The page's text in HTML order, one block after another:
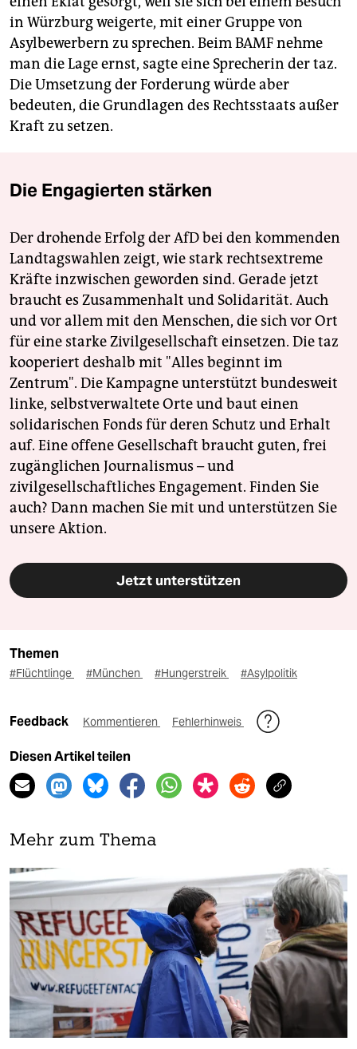
in Würzburg weigerte, mit einer Gruppe von
Asylbewerbern zu sprechen. Beim BAMF nehme
man die Lage ernst, sagte eine Sprecherin der taz.
Die Umsetzung der Forderung würde aber
bedeuten, die Grundlagen des Rechtsstaats außer
Kraft zu setzen.
Die Engagierten stärken
Der drohende Erfolg der AfD bei den kommenden
Landtagswahlen zeigt, wie stark rechtsextreme
Kräfte inzwischen geworden sind. Gerade jetzt
braucht es Zusammenhalt und Solidarität. Auch
und vor allem mit den Menschen, die sich vor Ort
für eine starke Zivilgesellschaft einsetzen. Die taz
kooperiert deshalb mit "Alles beginnt im
Zentrum". Die Kampagne unterstützt bundesweit
linke, selbstverwaltete Orte und baut einen
solidarischen Fonds für deren Schutz und Erhalt
auf. Eine offene Gesellschaft braucht guten, frei
zugänglichen Journalismus – und
zivilgesellschaftliches Engagement. Finden Sie
auch? Dann machen Sie mit und unterstützen Sie
unsere Aktion.
Jetzt unterstützen
Themen
#Flüchtlinge #München #Hungerstreik #Asylpolitik
Feedback Kommentieren Fehlerhinweis
Diesen Artikel teilen
Mehr zum Thema